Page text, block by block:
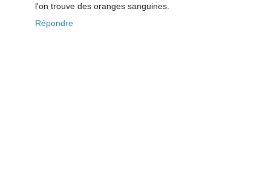
l'on trouve des oranges sanguines.
Répondre